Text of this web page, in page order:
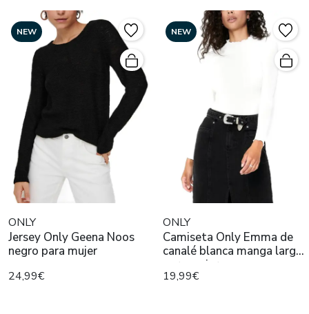
NEW
ONLY
Jersey Only Geena Noos
negro para mujer
24,99€
NEW
ONLY
Camiseta Only Emma de
canalé blanca manga larga
para mujer
19,99€